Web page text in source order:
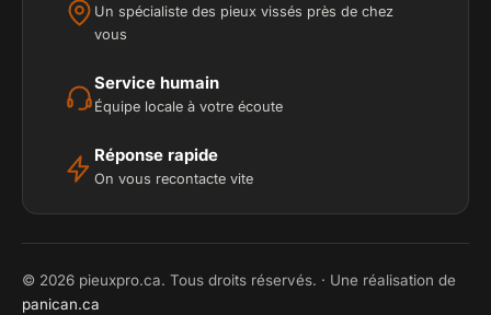
Un spécialiste des pieux vissés près de chez
vous
Service humain
Équipe locale à votre écoute
Réponse rapide
On vous recontacte vite
© 2026 pieuxpro.ca. Tous droits réservés. · Une réalisation de
panican.ca